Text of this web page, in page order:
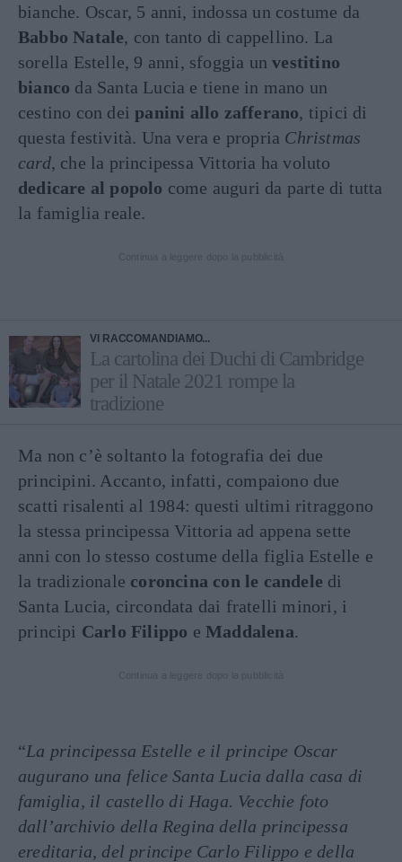
bianche. Oscar, 5 anni, indossa un costume da
Babbo Natale, con tanto di cappellino. La
sorella Estelle, 9 anni, sfoggia unvestitino
bianco da Santa Lucia e tiene in mano un
cestino con deipanini allo zafferano, tipici di
questa festività. Una vera e propria Christmas
card, che la principessa Vittoria ha voluto
dedicare al popolo come auguri da parte di tutta
la famiglia reale.
VI RACCOMANDIAMO...
La cartolina dei Duchi di Cambridge
per il Natale 2021 rompe la
tradizione
Ma non c’è soltanto la fotografia dei due
principini. Accanto, infatti, compaiono due
scatti risalenti al 1984: questi ultimi ritraggono
la stessa principessa Vittoria ad appena sette
anni con lo stesso costume della figlia Estelle e
la tradizionale coroncina con le candele di
Santa Lucia, circondata dai fratelli minori, i
principi Carlo Filippo eMaddalena.
“La principessa Estelle e il principe Oscar
augurano una felice Santa Lucia dalla casa di
famiglia, il castello di Haga. Vecchie foto
dall’archivio della Regina della principessa
ereditaria, del principe Carlo Filippo e della